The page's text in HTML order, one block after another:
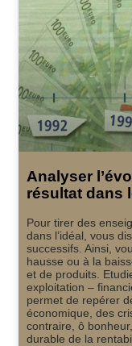
Analyser
résultat dans
Pour tirer des
dans l’idéal, vous
successifs. Ainsi,
hausse ou à la
et de produits.
exploitation –
permet de repérer
économique, des
contraire, ô
durable de la